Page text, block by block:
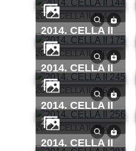
2014. CELLA II 144
144
2014. CELLA II 175
2014. CELLA II
175
2014. CELLA II 245
2014. CELLA II
245
2014. CELLA II 256
2014. CELLA II
256
2014. CELLA II